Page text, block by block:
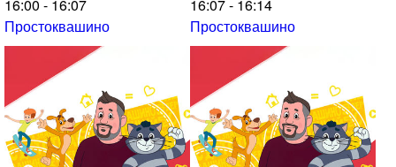
16:00 - 16:07
Простоквашино
16:07 - 16:14
Простоквашино